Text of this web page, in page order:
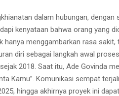
dalam hubungan, dengan
kenyataan bahwa orang yang
hanya menggambarkan rasa sakit,
diri sebagai langkah awal
2018. Saat itu, Ade Govinda
Kamu”. Komunikasi sempat
hingga akhirnya proyek ini